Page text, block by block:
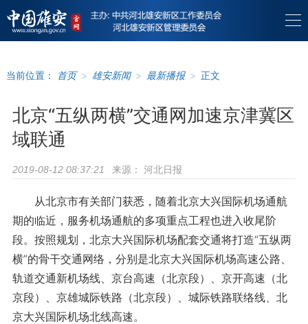
当前位置： 首页 > 雄安新闻 > 最新播报 > 正文
北京“五纵两横”交通网加速京津冀区
域联通
2019-08-12 08:37:21 来源： 河北日报
从北京市有关部门获悉，随着北京大兴国际机场通航
期的临近，服务机场通航的多项重点工程也进入收尾阶
段。按照规划，北京大兴国际机场配套交通将打造“五纵两
横”的骨干交通网络，分别是北京大兴国际机场高速公路、
轨道交通新机场线、京台高速（北京段）、京开高速（北
京段）、京雄城际铁路（北京段）、城际铁路联络线、北
京大兴国际机场北线高速。